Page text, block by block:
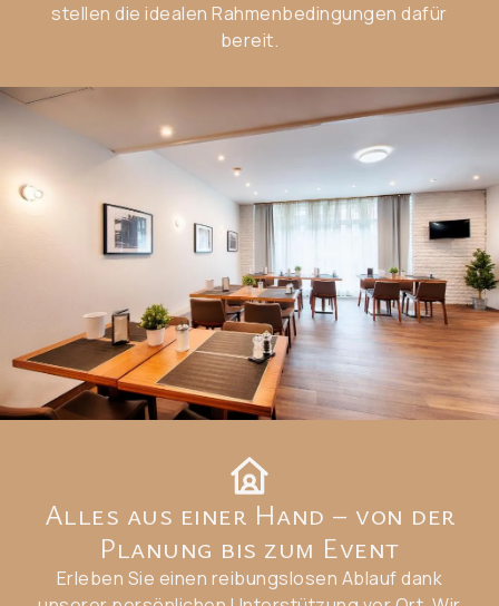
stellen die idealen Rahmenbedingungen dafür
bereit.
Alles aus einer Hand – von der
Planung bis zum Event
Erleben Sie einen reibungslosen Ablauf dank